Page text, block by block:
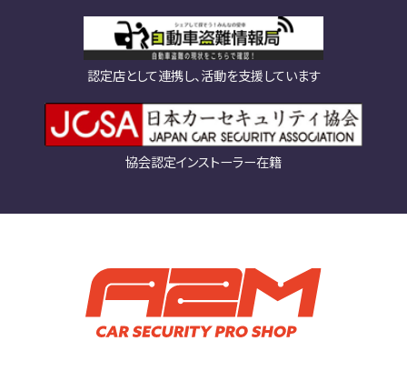
認定店として連携し、活動を支援しています
協会認定インストーラー在籍